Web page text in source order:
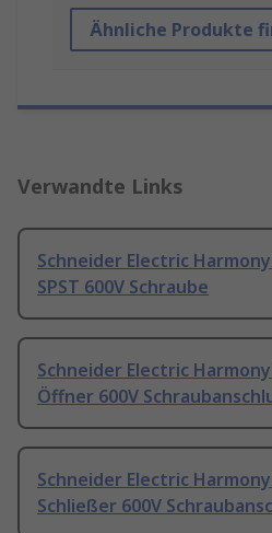
Ähnliche Produkte
Verwandte Links
Schneider Electric
SPST 600V Schraube
Schneider Electric
Öffner 600V
Schneider Electric
Schließer 600V